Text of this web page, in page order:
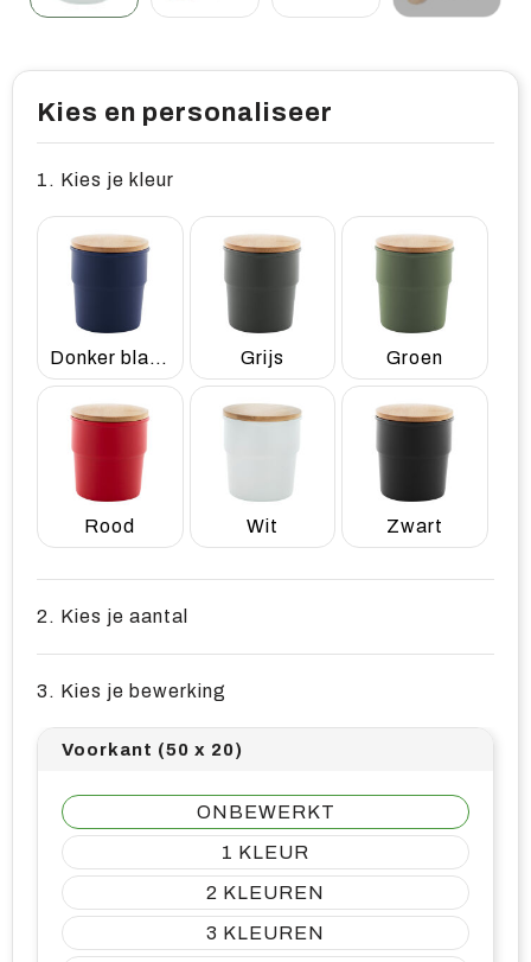
Kies en personaliseer
1. Kies je kleur
Donker blauw Grijs Groen
Rood Wit Zwart
2. Kies je aantal
3. Kies je bewerking
Voorkant (50 x 20)
ONBEWERKT
1
2
3